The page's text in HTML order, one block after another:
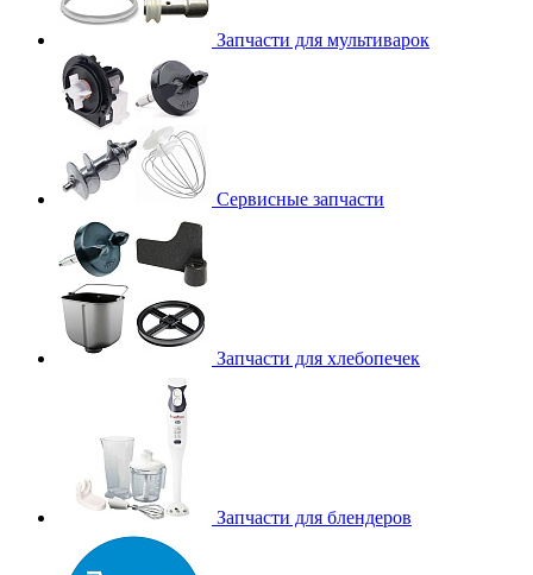
Запчасти для мультиварок
Сервисные запчасти
Запчасти для хлебопечек
Запчасти для блендеров